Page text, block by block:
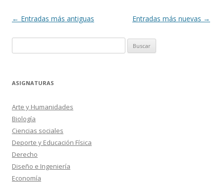
Navegación
← Entradas más antiguas Entradas más nuevas →
ASIGNATURAS
Arte y Humanidades
Biología
Ciencias sociales
Deporte y Educación Física
Derecho
Diseño e Ingeniería
Economía